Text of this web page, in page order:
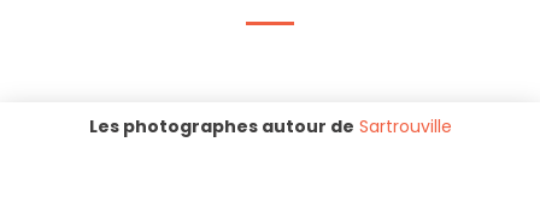
Les photographes autour de Sartrouville